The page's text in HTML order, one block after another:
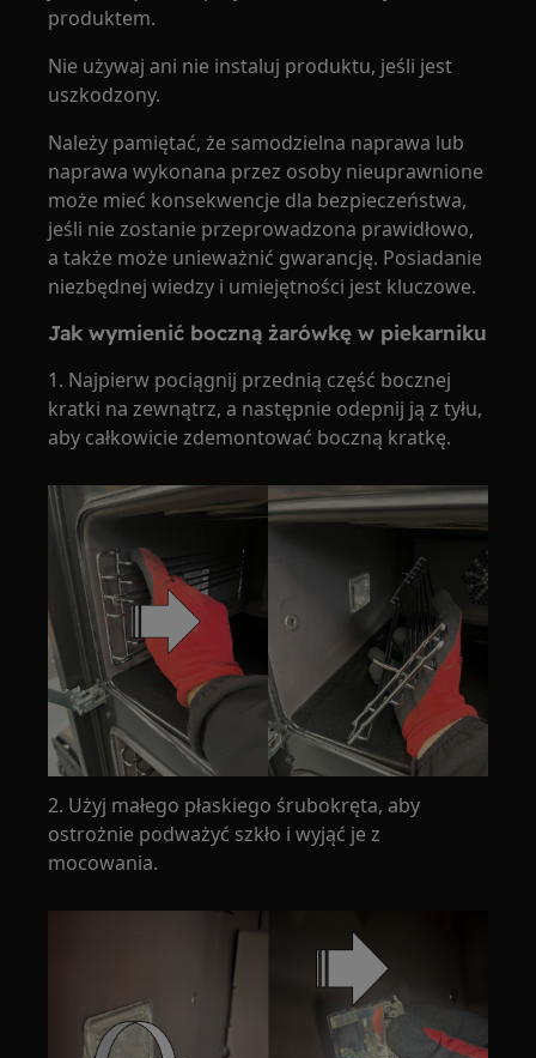
produktem.
Nie używaj ani nie instaluj produktu, jeśli jest
uszkodzony.
Należy pamiętać, że samodzielna naprawa lub
naprawa wykonana przez osoby nieuprawnione
może mieć konsekwencje dla bezpieczeństwa,
jeśli nie zostanie przeprowadzona prawidłowo,
a także może unieważnić gwarancję. Posiadanie
niezbędnej wiedzy i umiejętności jest kluczowe.
Jak wymienić boczną żarówkę w piekarniku
1. Najpierw pociągnij przednią część bocznej
kratki na zewnątrz, a następnie odepnij ją z tyłu,
aby całkowicie zdemontować boczną kratkę.
2. Użyj małego płaskiego śrubokręta, aby
ostrożnie podważyć szkło i wyjąć je z
mocowania.